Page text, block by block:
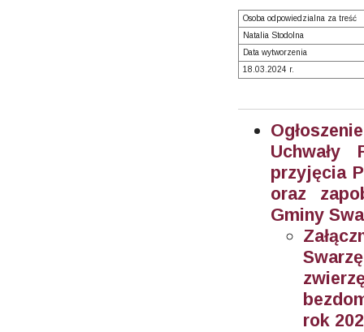
Osoba odpowiedzialna za treść
Natalia Stodolna
Data wytworzenia
18.03.2024 r.
przyjęcia
oraz
Gminy
rok